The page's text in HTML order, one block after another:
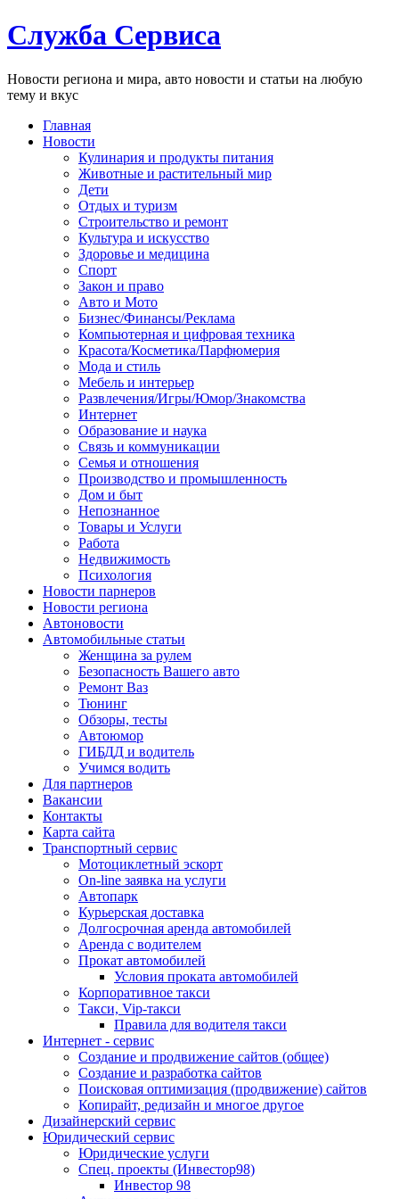
Служба Сервиса
Новости региона и мира, авто новости и статьи на любую
тему и вкус
Главная
Новости
Кулинария и продукты питания
Животные и растительный мир
Дети
Отдых и туризм
Строительство и ремонт
Культура и искусство
Здоровье и медицина
Спорт
Закон и право
Авто и Мото
Бизнес/Финансы/Реклама
Компьютерная и цифровая техника
Красота/Косметика/Парфюмерия
Мода и стиль
Мебель и интерьер
Развлечения/Игры/Юмор/Знакомства
Интернет
Образование и наука
Связь и коммуникации
Семья и отношения
Производство и промышленность
Дом и быт
Непознанное
Товары и Услуги
Работа
Недвижимость
Психология
Новости парнеров
Новости региона
Автоновости
Автомобильные статьи
Женщина за рулем
Безопасность Вашего авто
Ремонт Ваз
Тюнинг
Обзоры, тесты
Автоюмор
ГИБДД и водитель
Учимся водить
Для партнеров
Вакансии
Контакты
Карта сайта
Транспортный сервис
Мотоциклетный эскорт
On-line заявка на услуги
Автопарк
Курьерская доставка
Долгосрочная аренда автомобилей
Аренда с водителем
Прокат автомобилей
Условия проката автомобилей
Корпоративное такси
Такси, Vip-такси
Правила для водителя такси
Интернет - сервис
Создание и продвижение сайтов (общее)
Создание и разработка сайтов
Поисковая оптимизация (продвижение) сайтов
Копирайт, редизайн и многое другое
Дизайнерский сервис
Юридический сервис
Юридические услуги
Спец. проекты (Инвестор98)
Инвестор 98